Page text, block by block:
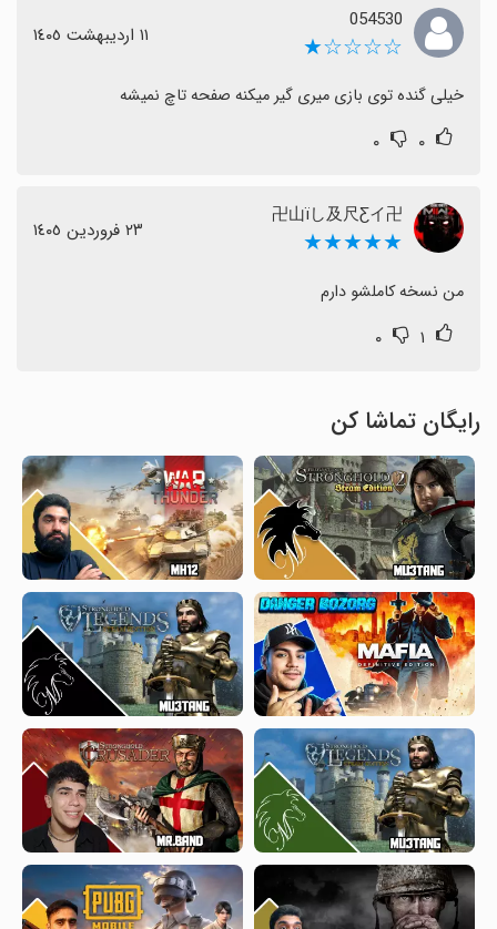
054530
☆☆☆☆★ ١١ اردیبهشت ١٤٠٥
خیلی گنده توی بازی میری گیر میکنه صفحه تاچ نمیشه
۰ ۰
卍山ïし及尺Ƹイ卍
★★★★★ ٢٣ فروردین ١٤٠٥
من نسخه کاملشو دارم
۱ ۰
رایگان تماشا کن